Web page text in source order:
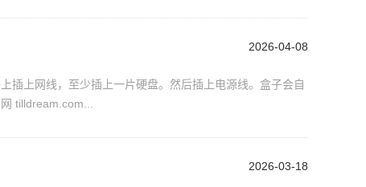
2026-04-08
插上网线，至少插上一片硬盘。然后插上电源线。盒子会自
tilldream.com...
2026-03-18